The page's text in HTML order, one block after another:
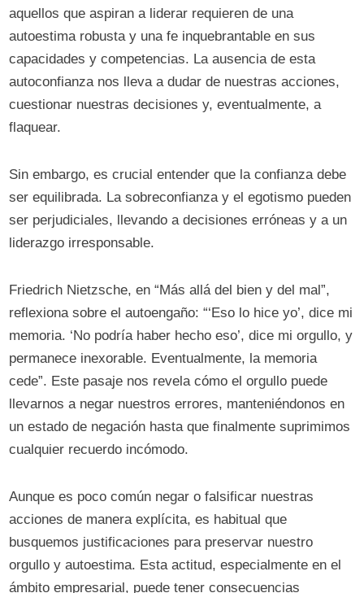
aquellos que aspiran a liderar requieren de una
autoestima robusta y una fe inquebrantable en sus
capacidades y competencias. La ausencia de esta
autoconfianza nos lleva a dudar de nuestras acciones,
cuestionar nuestras decisiones y, eventualmente, a
flaquear.
Sin embargo, es crucial entender que la confianza debe
ser equilibrada. La sobreconfianza y el egotismo pueden
ser perjudiciales, llevando a decisiones erróneas y a un
liderazgo irresponsable.
Friedrich Nietzsche, en “Más allá del bien y del mal”,
reflexiona sobre el autoengaño: “‘Eso lo hice yo’, dice mi
memoria. ‘No podría haber hecho eso’, dice mi orgullo, y
permanece inexorable. Eventualmente, la memoria
cede”. Este pasaje nos revela cómo el orgullo puede
llevarnos a negar nuestros errores, manteniéndonos en
un estado de negación hasta que finalmente suprimimos
cualquier recuerdo incómodo.
Aunque es poco común negar o falsificar nuestras
acciones de manera explícita, es habitual que
busquemos justificaciones para preservar nuestro
orgullo y autoestima. Esta actitud, especialmente en el
ámbito empresarial, puede tener consecuencias